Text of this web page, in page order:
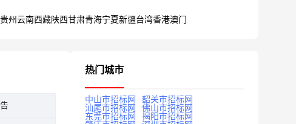
贵州 云南西藏陕西甘肃青海宁夏新疆台湾香港澳门
热门城市
中山市招标网
韶关市招标网
汕尾市招标网
佛山市招标网
东莞市招标网
揭阳市招标网